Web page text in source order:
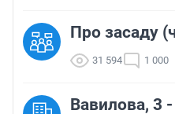
Про засаду
31 594 1 000
Вавилова, 3